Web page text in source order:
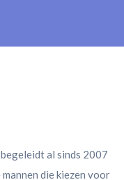
al sinds 2007
die kiezen voor